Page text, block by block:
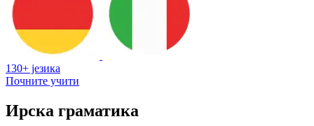
130+ језика
Почните учити
Ирска граматика